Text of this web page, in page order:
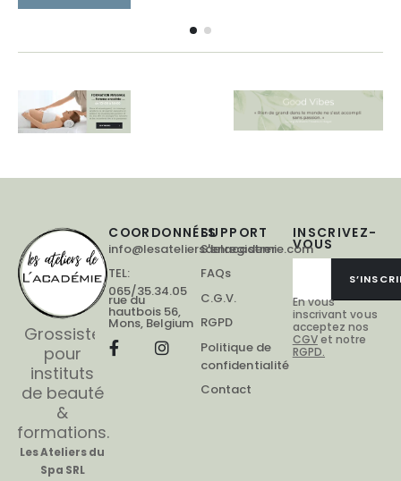
Grossiste
pour
instituts
de beauté
&
formations.
Les Ateliers du
Spa SRL
INSCRIVEZ-
VOUS
En vous
inscrivant vous
acceptez nos
CGVet notre
RGPD.
COORDONNÉES
info@lesateliersdelacademie.com
TEL:
065/35.34.05
rue du
hautbois 56,
Mons, Belgium
SUPPORT
S'enregistrer
FAQs
C.G.V.
RGPD
Politique de
confidentialité
Contact